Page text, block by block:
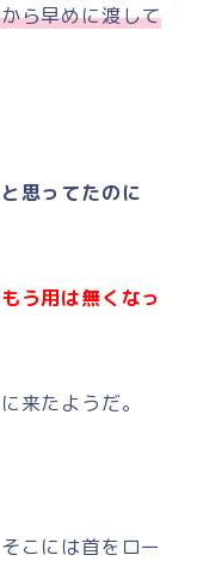
ら早めに渡して
思ってたのに
う用は無くなっ
来たようだ。
こには首をロー